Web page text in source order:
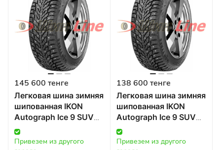
145 600 тенге
Легковая шина зимняя
шипованная IKON
Autograph Ice 9 SUV
295/40 R21 111T в
Казахстане
Привезем из другого
138 600 тенге
Легковая шина зимняя
шипованная IKON
Autograph Ice 9 SUV
295/35 R21 107T в
Казахстане
Привезем из другого